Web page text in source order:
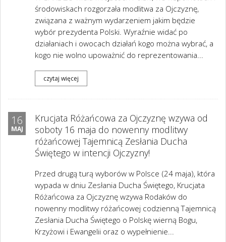
środowiskach rozgorzała modlitwa za Ojczyznę,
związana z ważnym wydarzeniem jakim będzie
wybór prezydenta Polski. Wyraźnie widać po
działaniach i owocach działań kogo można wybrać, a
kogo nie wolno upoważnić do reprezentowania...
czytaj więcej
16
MAJ
Krucjata Różańcowa za Ojczyznę wzywa od
soboty 16 maja do nowenny modlitwy
różańcowej Tajemnicą Zesłania Ducha
Świętego w intencji Ojczyzny!
Przed drugą turą wyborów w Polsce (24 maja), która
wypada w dniu Zesłania Ducha Świętego, Krucjata
Różańcowa za Ojczyznę wzywa Rodaków do
nowenny modlitwy różańcowej codzienną Tajemnicą
Zesłania Ducha Świętego o Polskę wierną Bogu,
Krzyżowi i Ewangelii oraz o wypełnienie...